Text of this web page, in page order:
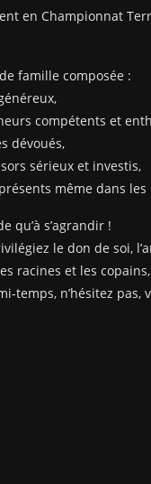
en Championnat
famille composée :
compétents et
dévoués,
sérieux et investis,
même dans
qu’à s’agrandir !
le don de soi,
racines et les
temps, n’hésitez pas,